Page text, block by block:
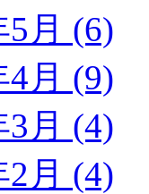
5月 (6)
4月 (9)
3月 (4)
2月 (4)